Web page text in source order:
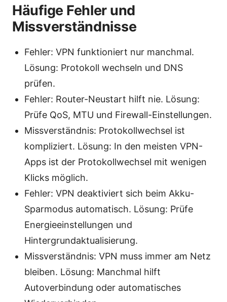
Häufige Fehler und
Missverständnisse
Fehler: VPN funktioniert nur manchmal.
Lösung: Protokoll wechseln und DNS
prüfen.
Fehler: Router-Neustart hilft nie. Lösung:
Prüfe QoS, MTU und Firewall-Einstellungen.
Missverständnis: Protokollwechsel ist
kompliziert. Lösung: In den meisten VPN-
Apps ist der Protokollwechsel mit wenigen
Klicks möglich.
Fehler: VPN deaktiviert sich beim Akku-
Sparmodus automatisch. Lösung: Prüfe
Energieeinstellungen und
Hintergrundaktualisierung.
Missverständnis: VPN muss immer am Netz
bleiben. Lösung: Manchmal hilft
Autoverbindung oder automatisches